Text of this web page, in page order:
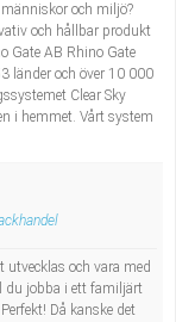
och miljö?
och hållbar produkt
Gate AB Rhino Gate
länder och över 10 000
Clear Sky
i hemmet. Vårt system
och vara med
du jobba i ett familjärt
Då kanske det